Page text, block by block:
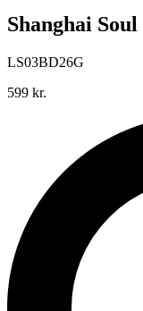
Shanghai
LS03BD26G
599 kr.